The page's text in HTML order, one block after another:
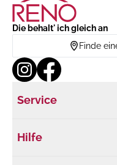
Die behalt' ich gleich an
Finde
Service
Hilfe